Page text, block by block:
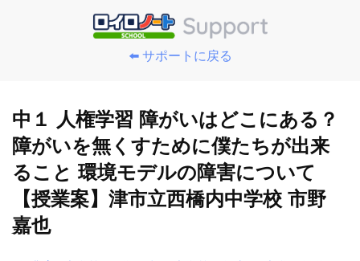
⬅️ サポートに戻る
中１ 人権学習 障がいはどこにある？
障がいを無くすために僕たちが出来
ること 環境モデルの障害について
【授業案】津市立西橋内中学校 市野
嘉也